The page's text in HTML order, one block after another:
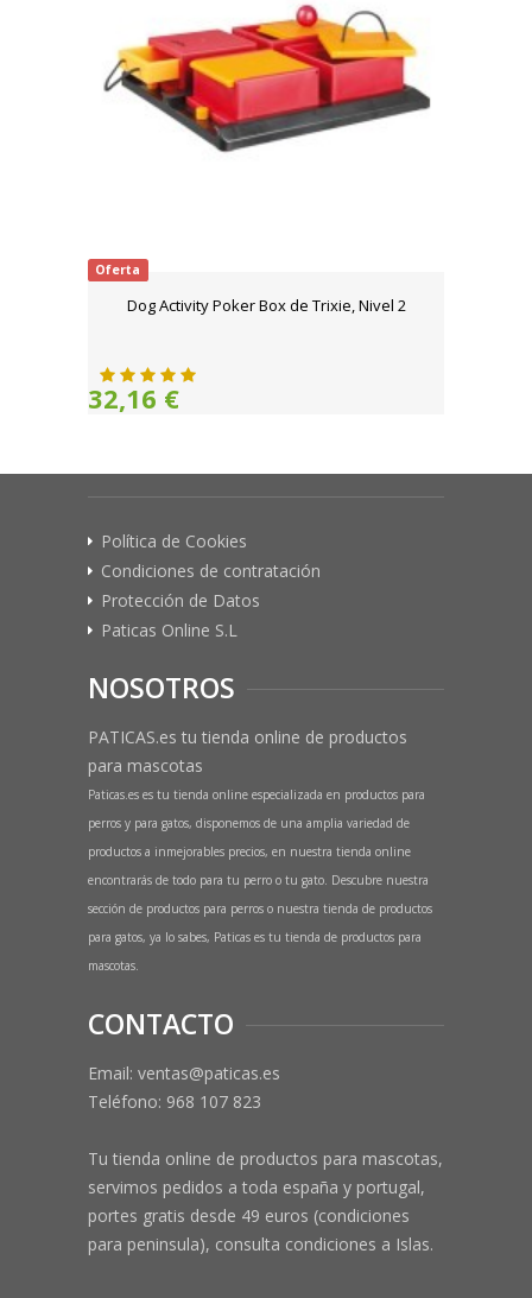
Oferta
Dog Activity Poker Box de Trixie, Nivel 2
32,16 €
Política de Cookies
Condiciones de contratación
Protección de Datos
Paticas Online S.L
NOSOTROS
PATICAS.es tu tienda online de productos
para mascotas
Paticas.es es tu tienda online especializada en productos para
perros y para gatos, disponemos de una amplia variedad de
productos a inmejorables precios, en nuestra tienda online
encontrarás de todo para tu perro o tu gato. Descubre nuestra
sección de productos para perros o nuestra tienda de productos
para gatos, ya lo sabes, Paticas es tu tienda de productos para
mascotas.
CONTACTO
Email: ventas@paticas.es
Teléfono: 968 107 823
Tu tienda online de productos para mascotas,
servimos pedidos a toda españa y portugal,
portes gratis desde 49 euros (condiciones
para peninsula), consulta condiciones a Islas.